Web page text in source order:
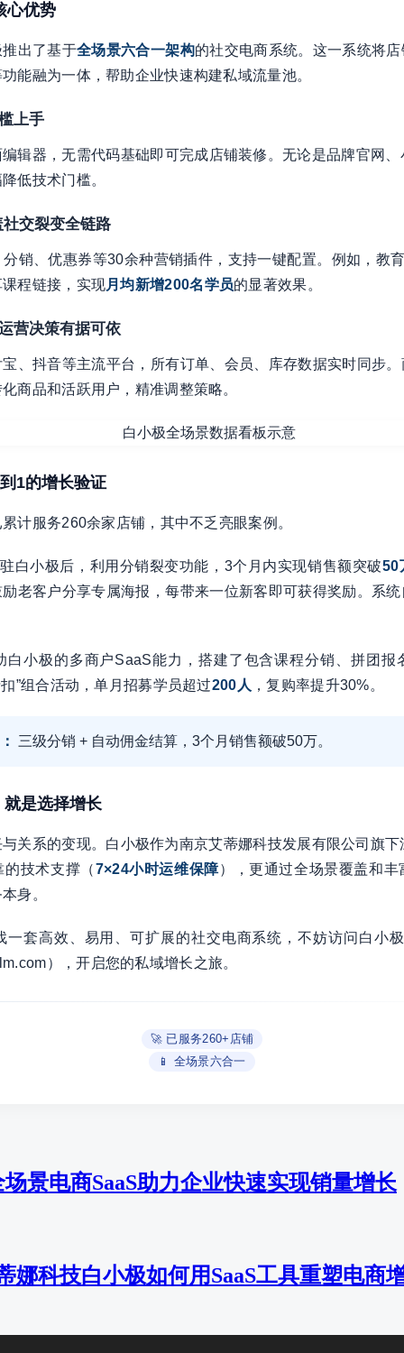
心优势
出了基于全场景六合一架构的社交电商系统。这一系统将
能融为一体，帮助企业快速构建私域流量池。
上手
辑器，无需代码基础即可完成店铺装修。无论是品牌官网
低技术门槛。
社交裂变全链路
销、优惠券等30余种营销插件，支持一键配置。例如，教
程链接，实现月均新增200名学员的显著效果。
营决策有据可依
、抖音等主流平台，所有订单、会员、库存数据实时同步
商品和活跃用户，精准调整策略。
1的增长验证
计服务260余家店铺，其中不乏亮眼案例。
白小极后，利用分销裂变功能，3个月内实现销售额突破50
老客户分享专属海报，每带来一位新客即可获得奖励。系
白小极的多商户SaaS能力，搭建了包含课程分销、拼团报
”组合活动，单月招募学员超过200人 ，复购率提升30%。
三级分销 + 自动佣金结算，3个月销售额破50万。
就是选择增长
关系的变现。白小极作为南京艾蒂娜科技发展有限公司旗
技术支撑（7×24小时运维保障），更通过全场景覆盖和
身。
一套高效、易用、可扩展的社交电商系统，不妨访问白小
），开启您的私域增长之旅。
🚀 已服务260+店铺
📱 全场景六合一
景电商SaaS助力企业快速实现销量增长
娜科技白小极如何用SaaS工具重塑电商